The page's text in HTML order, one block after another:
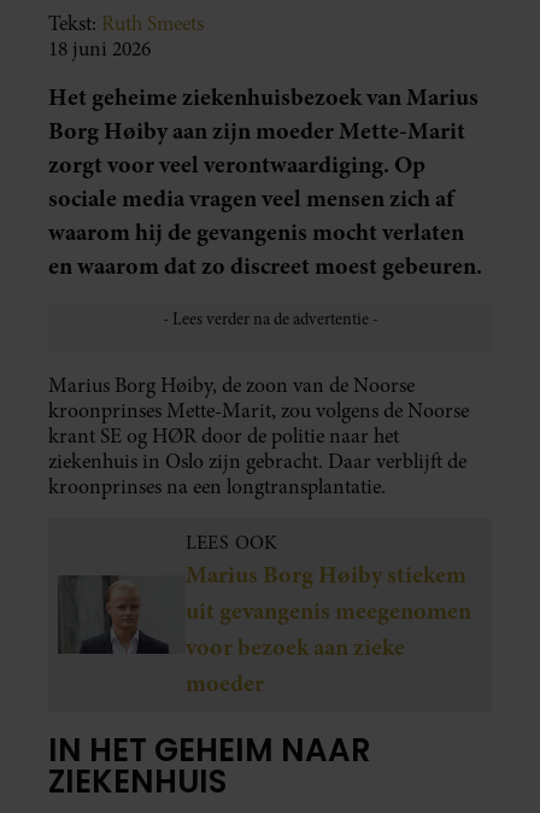
Tekst: Ruth Smeets
18 juni 2026
Het geheime ziekenhuisbezoek van Marius
Borg Høiby aan zijn moeder Mette-Marit
zorgt voor veel verontwaardiging. Op
sociale media vragen veel mensen zich af
waarom hij de gevangenis mocht verlaten
en waarom dat zo discreet moest gebeuren.
Marius Borg Høiby, de zoon van de Noorse
kroonprinses Mette-Marit, zou volgens de Noorse
krant SE og HØR door de politie naar het
ziekenhuis in Oslo zijn gebracht. Daar verblijft de
kroonprinses na een longtransplantatie.
LEES OOK
Marius Borg Høiby stiekem
uit gevangenis meegenomen
voor bezoek aan zieke
moeder
IN HET GEHEIM NAAR
ZIEKENHUIS